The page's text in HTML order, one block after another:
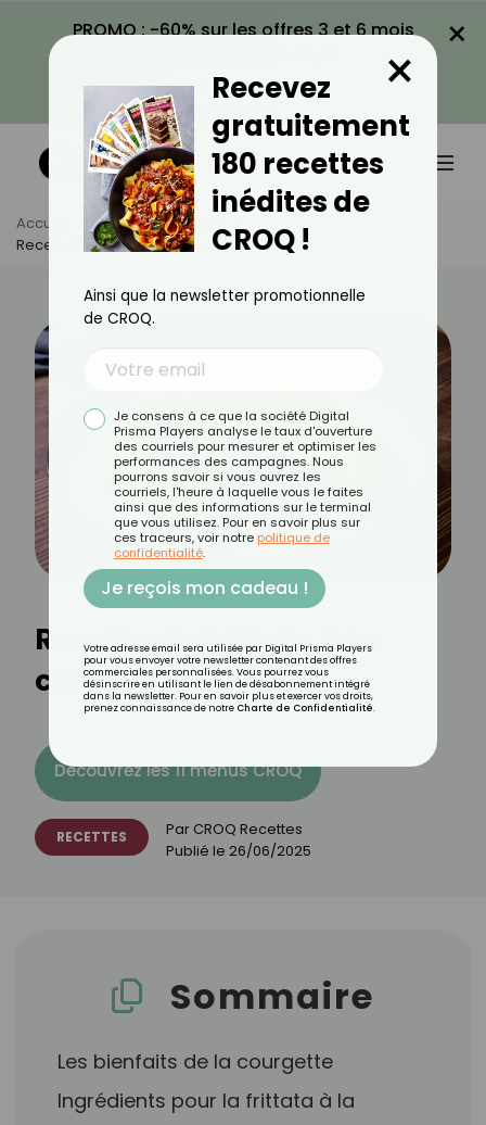
PROMO : -60% sur les offres 3 et 6 mois
VOIR LA PROMO
×
Accueil Actus
Recettes
Recette De Frittata À La Courgette
Recette de frittata à la
courgette
Découvrez les 11 menus CROQ
RECETTES Par CROQ Recettes
Publié le 26/06/2025
Sommaire
Les bienfaits de la courgette
Ingrédients pour la frittata à la
Recevez
gratuitement
180 recettes
inédites de
CROQ !
×
Ainsi que la newsletter promotionnelle
de CROQ.
Je consens à ce que la société Digital
Prisma Players analyse le taux d'ouverture
des courriels pour mesurer et optimiser les
performances des campagnes. Nous
pourrons savoir si vous ouvrez les
courriels, l'heure à laquelle vous le faites
ainsi que des informations sur le terminal
que vous utilisez. Pour en savoir plus sur
ces traceurs, voir notre politique de
confidentialité.
Je reçois mon cadeau !
Votre adresse email sera utilisée par Digital Prisma Players
pour vous envoyer votre newsletter contenant des offres
commerciales personnalisées. Vous pourrez vous
désinscrire en utilisant le lien de désabonnement intégré
dans la newsletter. Pour en savoir plus et exercer vos droits,
prenez connaissance de notre Charte de Confidentialité.